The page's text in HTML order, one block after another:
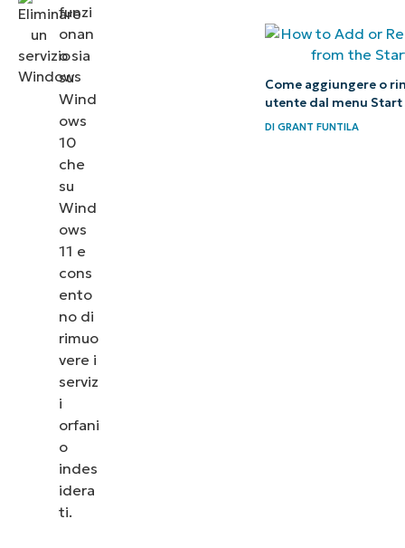
Windows per
funzi
onan
o sia
su
Wind
ows
10
che
su
Wind
ows
11 e
cons
ento
no di
rimuo
vere i
serviz
i
orfani
o
indes
idera
ti.
Come aggiungere o
utente dal menu Start
DI GRANT FUNTILA